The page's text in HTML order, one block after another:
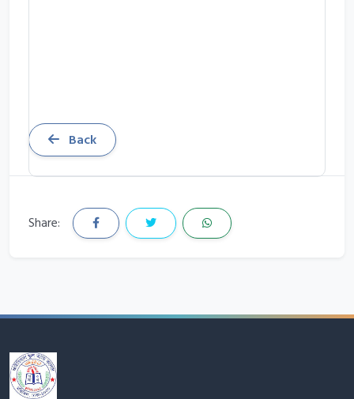
Back
Share: